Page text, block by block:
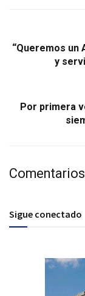
“Queremos un
y
Por primera
Comentarios
Sigue conectado